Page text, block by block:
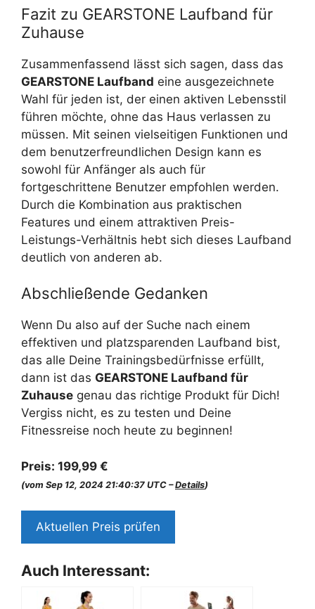
Fazit zu GEARSTONE Laufband für
Zuhause
Zusammenfassend lässt sich sagen, dass das
GEARSTONE Laufband eine ausgezeichnete
Wahl für jeden ist, der einen aktiven Lebensstil
führen möchte, ohne das Haus verlassen zu
müssen. Mit seinen vielseitigen Funktionen und
dem benutzerfreundlichen Design kann es
sowohl für Anfänger als auch für
fortgeschrittene Benutzer empfohlen werden.
Durch die Kombination aus praktischen
Features und einem attraktiven Preis-
Leistungs-Verhältnis hebt sich dieses Laufband
deutlich von anderen ab.
Abschließende Gedanken
Wenn Du also auf der Suche nach einem
effektiven und platzsparenden Laufband bist,
das alle Deine Trainingsbedürfnisse erfüllt,
dann ist das GEARSTONE Laufband für
Zuhause genau das richtige Produkt für Dich!
Vergiss nicht, es zu testen und Deine
Fitnessreise noch heute zu beginnen!
Preis: 199,99 €
(vom Sep 12, 2024 21:40:37 UTC –Details)
Aktuellen Preis prüfen
Auch Interessant: